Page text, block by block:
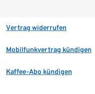
Vertrag widerrufen
Mobilfunkvertrag kündigen
Kaffee-Abo kündigen